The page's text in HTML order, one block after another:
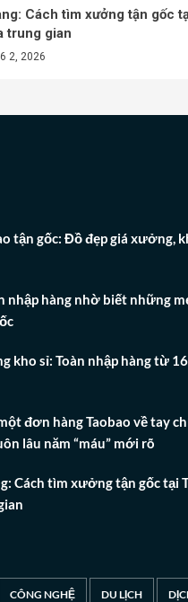
Cách tìm xưởng tận gốc
trung gian
2, 2026
tận gốc: Đồ đẹp giá xưởng,
nhập hàng nhờ biết những
kho sỉ: Toàn nhập hàng từ
đơn hàng Taobao về tay
lâu năm “máu” mới rõ
Cách tìm xưởng tận gốc tại
CÔNG NGHỆ DU LỊCH